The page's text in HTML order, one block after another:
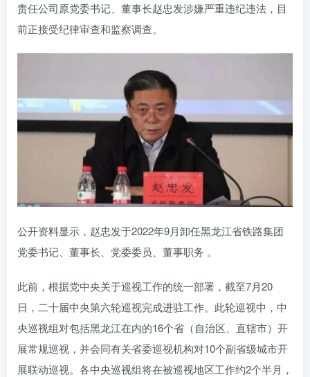
责任公司原党委书记、董事长赵忠发涉嫌严重违纪违法，目
前正接受纪律审查和监察调查。
公开资料显示，赵忠发于2022年9月卸任黑龙江省铁路集团
党委书记、董事长、党委委员、董事职务 。
此前，根据党中央关于巡视工作的统一部署，截至7月20
日，二十届中央第六轮巡视完成进驻工作。此轮巡视中，中
央巡视组对包括黑龙江在内的16个省（自治区、直辖市）开
展常规巡视，并会同有关省委巡视机构对10个副省级城市开
展联动巡视。各中央巡视组将在被巡视地区工作约2个半月，